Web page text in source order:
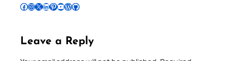
Follow Pradeep on Facebook Follow Pradeep on InstagramFollow Pradeep on X Follow Pradeep on LinkedIn Follow Pradeep on Pinterest Subscribe to Pradeep’s Youtube Channel Follow Pradeep on WordPress Follow Pradeep on GitHub
Leave a Reply